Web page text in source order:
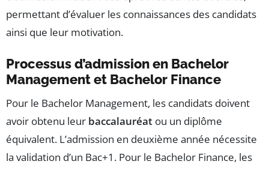
permettant d’évaluer les connaissances des candidats
ainsi que leur motivation.
Processus d’admission en Bachelor
Management et Bachelor Finance
Pour le Bachelor Management, les candidats doivent
avoir obtenu leur baccalauréat ou un diplôme
équivalent. L’admission en deuxième année nécessite
la validation d’un Bac+1. Pour le Bachelor Finance, les